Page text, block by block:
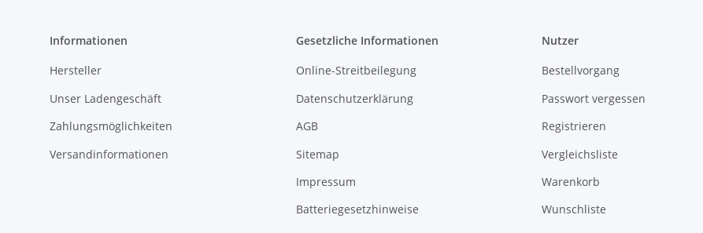
Informationen
Hersteller
Unser Ladengeschäft
Zahlungsmöglichkeiten
Versandinformationen
Gesetzliche Informationen
Online-Streitbeilegung
Datenschutzerklärung
AGB
Sitemap
Impressum
Batteriegesetzhinweise
Nutzer
Bestellvorgang
Passwort vergessen
Registrieren
Vergleichsliste
Warenkorb
Wunschliste